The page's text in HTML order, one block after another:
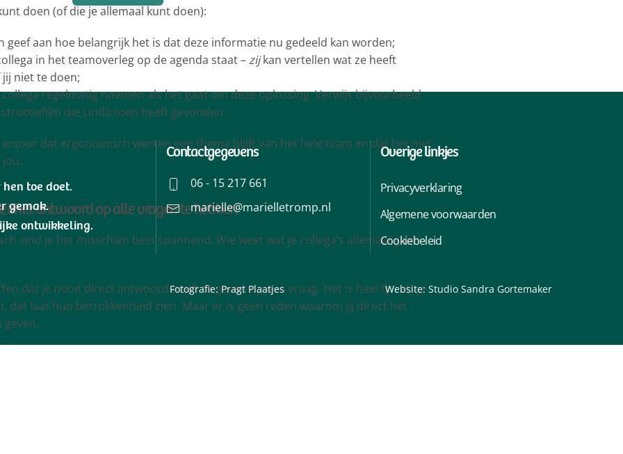
doen (of die je allemaal kunt doen):
geef aan hoe belangrijk het is dat deze informatie nu gedeeld kan worden;
in het teamoverleg op de agenda staat –zijkan vertellen wat ze heeft
niet te doen;
regelmatig noemen als het gaat om deze oplossing. Verwijs bijvoorbeeld
die Linda toen heeft gevonden’.
dat ergonomisch werken een thema blijft van het hele team en dat het niet
jou.
het antwoord op alle vragen te hebben
vind je het misschien best spannend. Wie weet wat je collega’s allemaal gaan
dat je nooit direct antwoord hoeft te geven op een vraag. Het is heel fijn als je
dat laat hun betrokkenheid zien. Maar er is geen reden waarom jij direct het
toe doet.
gemak.
ontwikkeling.
Contactgegevens
06 - 15 217 661
marielle@marielletromp.nl
Overige linkjes
Privacyverklaring
Algemene voorwaarden
Cookiebeleid
Fotografie:Pragt Plaatjes Website: Studio Sandra Gortemaker